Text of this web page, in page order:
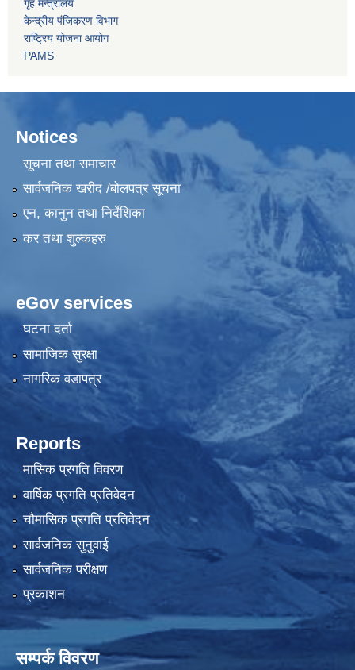
गृह मन्त्रालय
केन्द्रीय पंजिकरण विभाग
राष्ट्रिय योजना आयोग
PAMS
Notices
सूचना तथा समाचार
सार्वजनिक खरीद /बोलपत्र सूचना
एन, कानुन तथा निर्देशिका
कर तथा शुल्कहरु
eGov services
घटना दर्ता
सामाजिक सुरक्षा
नागरिक वडापत्र
Reports
मासिक प्रगति विवरण
वार्षिक प्रगति प्रतिवेदन
चौमासिक प्रगति प्रतिवेदन
सार्वजनिक सुनुवाई
सार्वजनिक परीक्षण
प्रकाशन
सम्पर्क विवरण